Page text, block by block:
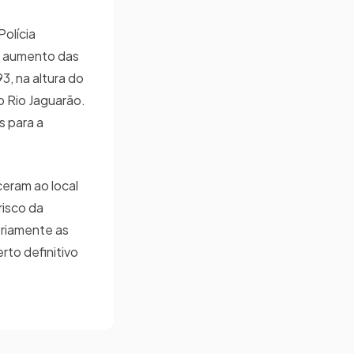
das
na altura do
Rio Jaguarão.
para a
ao local
da
as
definitivo